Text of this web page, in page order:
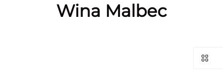
Wina Malbec